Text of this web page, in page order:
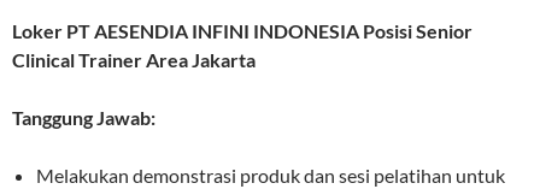
Loker PT AESENDIA INFINI INDONESIA Posisi Senior
Clinical Trainer Area Jakarta
Tanggung Jawab:
Melakukan demonstrasi produk dan sesi pelatihan untuk